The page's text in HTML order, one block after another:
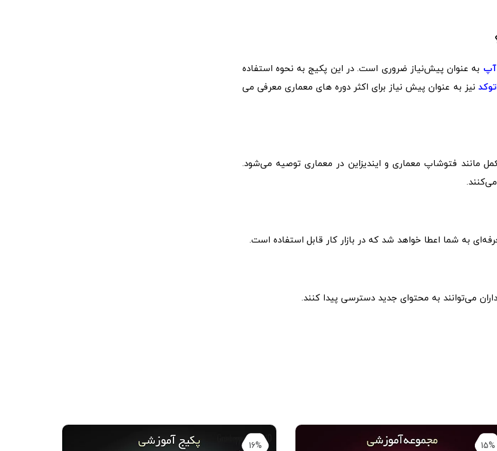
به عنوان پیش‌نیاز ضروری است. در این پکیج به نحوه استفاده
نیز به عنوان پیش نیاز برای اکثر دوره های معماری معرفی می
مانند فتوشاپ معماری و ایندیزاین در معماری توصیه می‌شود.
به شما اعطا خواهد شد که در بازار کار قابل استفاده است.
می‌توانند به محتوای جدید دسترسی پیدا کنند.
15%
16%